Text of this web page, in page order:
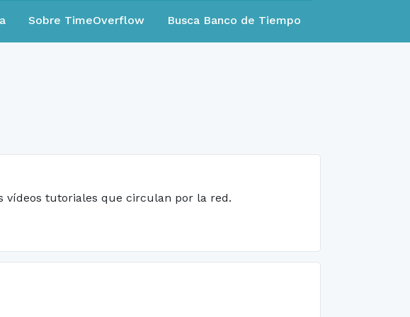
Sobre TimeOverflow Busca Banco de Tiempo
vídeos tutoriales que circulan por la red.